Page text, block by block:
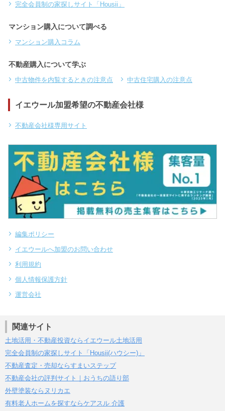
完全会員制の家探しサイト「Housii」
マンション購入について調べる
マンション購入コラム
不動産購入について学ぶ
中古物件を内覧するときの注意点 中古住宅購入の注意点
イエウール加盟希望の不動産会社様
不動産会社様専用サイト
編集ポリシー
イエウールへ加盟のお問い合わせ
利用規約
個人情報保護方針
運営会社
関連サイト
土地活用・不動産投資ならイエウール土地活用
完全会員制の家探しサイト「Housii(ハウシー)」
不動産査定・売却ならすまいステップ
不動産会社の評判サイト｜おうちの語り部
外壁塗装ならヌリカエ
有料老人ホームを探すならケアスル 介護